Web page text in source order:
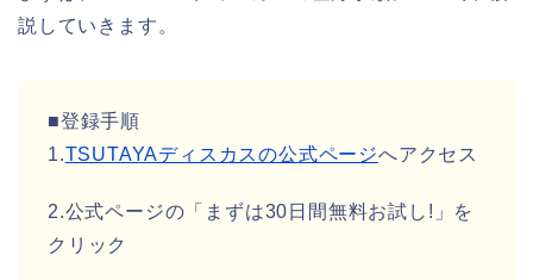
説していきます。
■登録手順
1.TSUTAYAディスカスの公式ページへアクセス
2.公式ページの「まずは30日間無料お試し!」を
クリック